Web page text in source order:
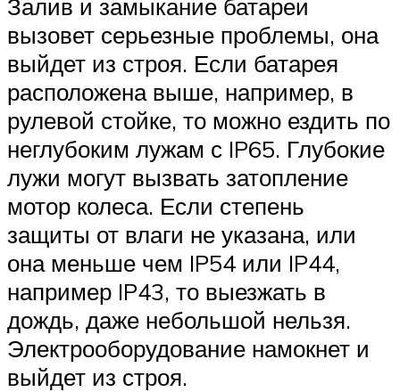
Залив и замыкание батареи
вызовет серьезные проблемы, она
выйдет из строя. Если батарея
расположена выше, например, в
рулевой стойке, то можно ездить по
неглубоким лужам с IP65. Глубокие
лужи могут вызвать затопление
мотор колеса. Если степень
защиты от влаги не указана, или
она меньше чем IP54 или IP44,
например IP43, то выезжать в
дождь, даже небольшой нельзя.
Электрооборудование намокнет и
выйдет из строя.